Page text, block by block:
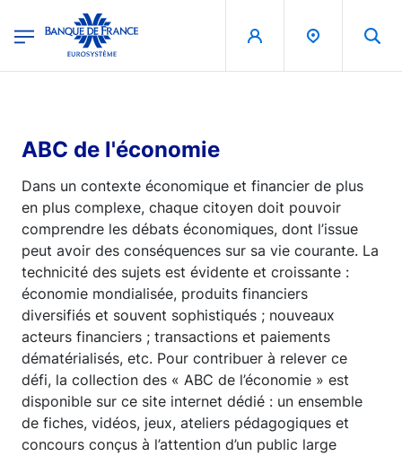
Banque de France - Menu Principal
ABC de l'économie
Dans un contexte économique et financier de plus
en plus complexe, chaque citoyen doit pouvoir
comprendre les débats économiques, dont l’issue
peut avoir des conséquences sur sa vie courante. La
technicité des sujets est évidente et croissante :
économie mondialisée, produits financiers
diversifiés et souvent sophistiqués ; nouveaux
acteurs financiers ; transactions et paiements
dématérialisés, etc. Pour contribuer à relever ce
défi, la collection des « ABC de l’économie » est
disponible sur ce site internet dédié : un ensemble
de fiches, vidéos, jeux, ateliers pédagogiques et
concours conçus à l’attention d’un public large